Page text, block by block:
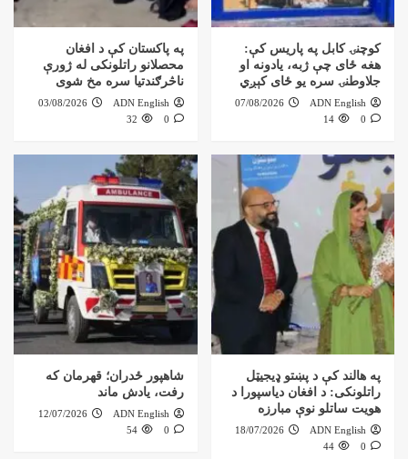
کوچنۍ کابل په پاریس کې:
هغه ځای چې ژبه، یادونه او
جلاوطنۍ سره یو ځای کېږي
ADN English
07/08/2026
0
14
په پاکستان کې د افغان
محصلانو راتلونکی له ژورې
ناڅرګندتیا سره مخ شوی
ADN English
03/08/2026
0
32
په هالند کې د پښتو ډیجیټل
راتلونکی: د افغان دیاسپورا د
هویت ساتلو نوې مبارزه
ADN English
18/07/2026
0
44
شاهپور ځدران؛ قهرمان که
رفت، یادش ماند
ADN English
12/07/2026
0
54